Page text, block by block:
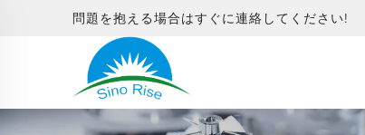
問題を抱える場合はすぐに連絡してください!